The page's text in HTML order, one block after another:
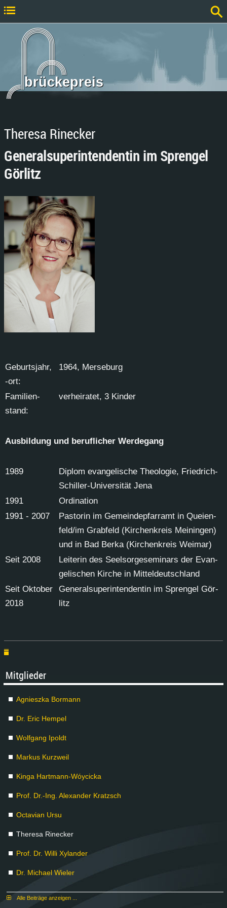
brückepreis
Theresa Rinecker
Generalsuperintendentin im Sprengel
Görlitz
Ge­burts­jahr,
-ort:
1964, Mer­se­burg
Fa­mi­li­en­
stand:
ver­hei­ra­tet, 3 Kin­der
Aus­bil­dung und be­ruf­li­cher Wer­de­gang
1989
Di­plom evan­ge­li­sche Theo­lo­gie, Fried­rich-
Schil­ler-Uni­ver­si­tät Je­na
1991
Or­di­na­ti­on
1991 - 2007
Pas­to­rin im Ge­mein­de­pfarr­amt in Quei­en­
feld/im Grab­feld (Kir­chen­kreis Mei­nin­gen)
und in Bad Ber­ka (Kir­chen­kreis Wei­mar)
Seit 2008
Lei­te­rin des Seel­sor­ge­se­mi­nars der Evan­
ge­li­schen Kir­che in Mit­tel­deutsch­land
Seit Ok­to­ber
2018
Ge­ne­ral­su­per­in­ten­den­tin im Spren­gel Gör­
litz
Mit­glie­der
Agnies­z­ka Bor­mann
Dr. Eric Hem­pel
Wolf­gang Ipoldt
Mar­kus Kurz­weil
Kin­ga Hart­mann-Wóyci­cka
Prof. Dr.-Ing. Alex­an­der Kratzsch
Oc­ta­vi­an Ur­su
The­re­sa Ri­ne­cker
Prof. Dr. Wil­li Xy­lan­der
Dr. Mi­cha­el Wie­ler
Al­le Bei­trä­ge an­zei­gen ...